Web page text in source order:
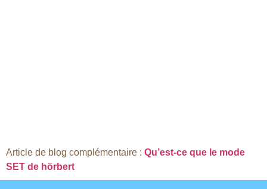
Article de blog complémentaire : Qu’est-ce que le mode
SET de hörbert